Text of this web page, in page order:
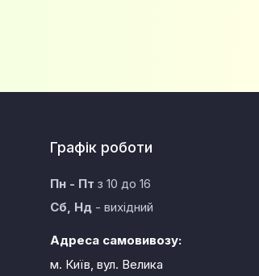
Графік роботи
Пн - Пт з 10 до 16
Сб, Нд- вихідний
Адреса самовивозу:
м. Київ, вул. Велика